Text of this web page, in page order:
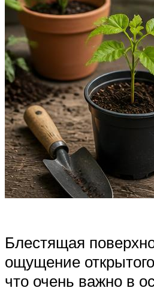
Блестящая
ощущение
что очень важно в